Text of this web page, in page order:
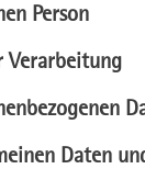
Person
Verarbeitung
Daten